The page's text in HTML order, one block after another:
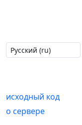
исходный код
о сервере